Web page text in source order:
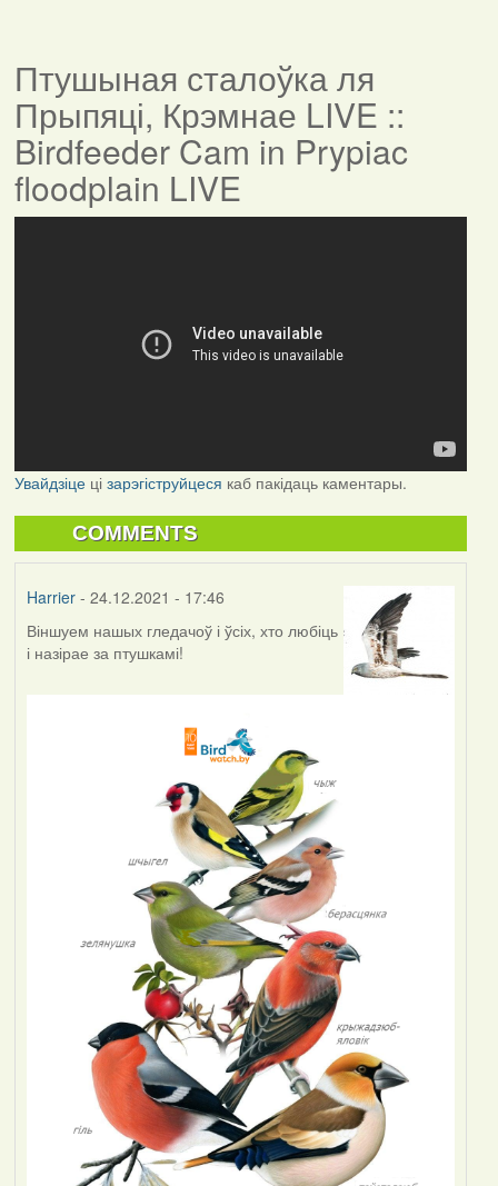
Птушыная сталоўка ля
Прыпяці, Крэмнае LIVE ::
Birdfeeder Cam in Prypiac
floodplain LIVE
Увайдзіцеці зарэгіструйцеся каб пакідаць каментары.
COMMENTS
Harrier- 24.12.2021 - 17:46
Віншуем нашых гледачоў і ўсіх, хто любіць
і назірае за птушкамі!